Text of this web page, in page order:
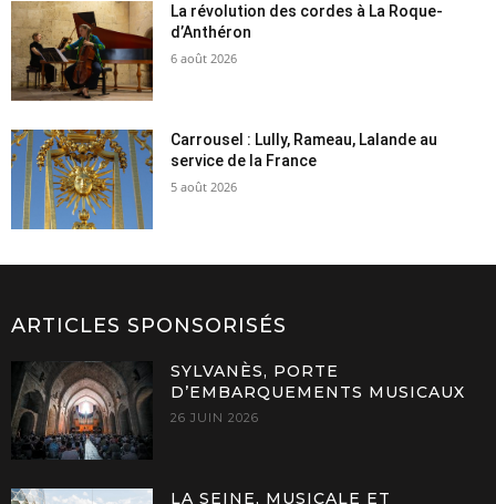
La révolution des cordes à La Roque-
d’Anthéron
6 août 2026
Carrousel : Lully, Rameau, Lalande au
service de la France
5 août 2026
ARTICLES SPONSORISÉS
SYLVANÈS, PORTE
D’EMBARQUEMENTS MUSICAUX
26 JUIN 2026
LA SEINE, MUSICALE ET